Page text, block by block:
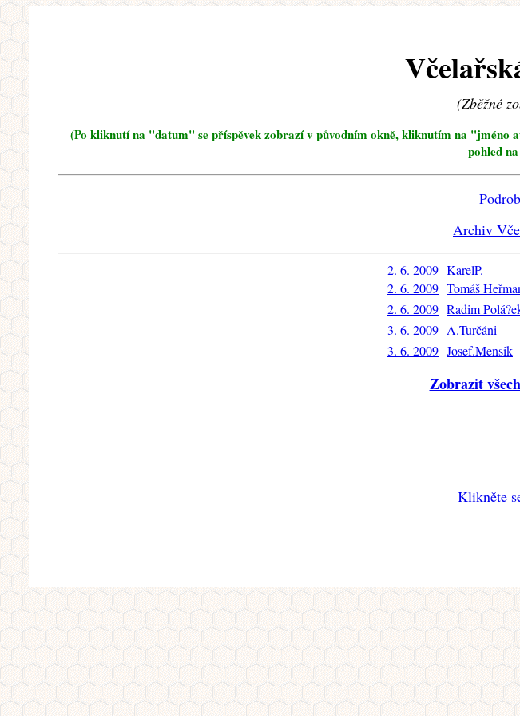
(Zběžné
(Po kliknutí na "datum" se příspěvek zobrazí v původním okně, kliknutím na
pohled
Archiv
2. 6. 2009 KarelP.
2. 6. 2009 Tomáš
2. 6. 2009 Radim
3. 6. 2009 A.Turčáni
3. 6. 2009 Josef.Mensik
Zobrazit
Klikněte